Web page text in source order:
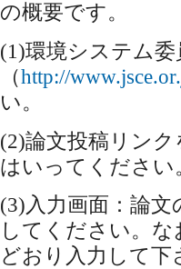
の概要です。
(1)環境システム
（http://
い。
(2)論文投稿リン
はいってください
(3)入力画面：論
してください。
どおり入力して下